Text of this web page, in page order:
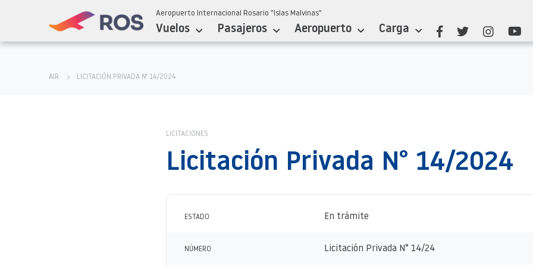
Aeropuerto Internacional Rosario "Islas Malvinas"
Vuelos Pasajeros Aeropuerto Carga
AIR LICITACIÓN PRIVADA N° 14/2024
LICITACIONES
Licitación Privada N° 14/2024
ESTADO En trámite
NÚMERO Licitación Privada N° 14/24